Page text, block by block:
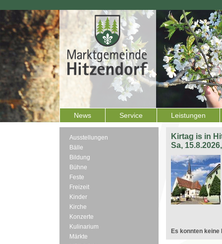
News Service Leistungen
Ausstellungen
Bälle
Bildung
Bühne
Feste
Freizeit
Kinder
Kirche
Konzerte
Kulinarium
Märkte
Kirtag is in
Sa,
Es konnten keine